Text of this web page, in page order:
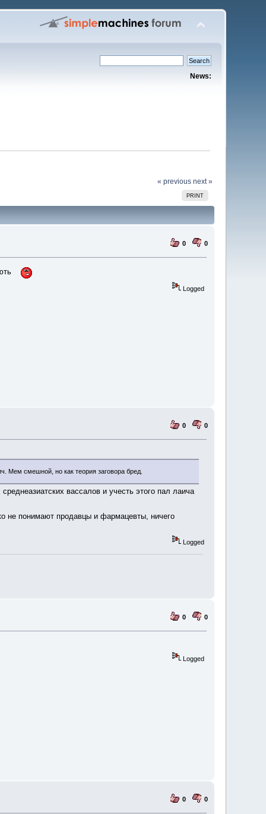
News:
« previous next »
PRINT
0 0
Logged
0 0
Мем смешной, но как теория заговора бред.
вассалов и учесть этого пал лаича
не понимают продавцы и фармацевты, ничего
Logged
0 0
Logged
0 0